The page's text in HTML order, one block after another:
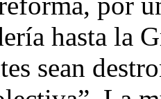
hasta la
sean